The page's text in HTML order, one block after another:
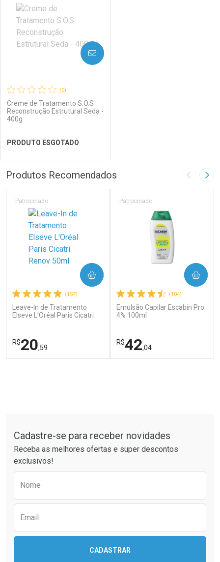
Laboratório
Ver Desconto Convênio
Por Menos
(0)
Creme de Tratamento S.O.S
Reconstrução Estrutural Seda -
400g
PRODUTO ESGOTADO
AVISE-ME
FECHAR
Laboratório
FECHAR
Por Menos
Produtos Recomendados Imagem
(157)
Leave-In de Tratamento
Elseve L'Oréal Paris Cicatri
Patrocinado
R$20,59
COMPRAR
Comprar sem Desconto
Por R$ 20,59/cada
Comprar sem Desconto
Por R$ 20,59/cada
(104)
Emulsão Capilar Escabin Pro
4% 100ml
Patrocinado
R$42,04
COMPRAR
Comprar sem Desconto
Comprar sem Desconto
Cadastre-se para receber novidades
Receba as melhores ofertas e super descontos
exclusivos!
Nome
Email
CADASTRAR